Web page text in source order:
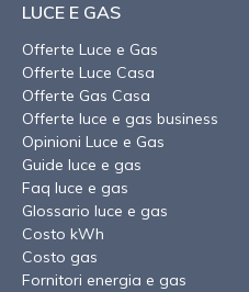
LUCE E GAS
Offerte Luce e Gas
Offerte Luce Casa
Offerte Gas Casa
Offerte luce e gas business
Opinioni Luce e Gas
Guide luce e gas
Faq luce e gas
Glossario luce e gas
Costo kWh
Costo gas
Fornitori energia e gas